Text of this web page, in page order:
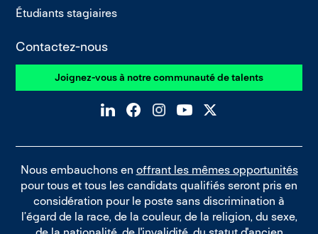
Étudiants stagiaires
Contactez-nous
Joignez-vous à notre communauté de talents
Nous embauchons en offrant les mêmes opportunités
pour tous et tous les candidats qualifiés seront pris en
considération pour le poste sans discrimination à
l’égard de la race, de la couleur, de la religion, du sexe,